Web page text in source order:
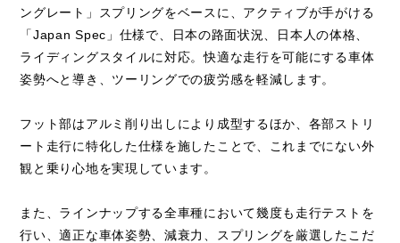
ングレート」スプリングをベースに、アクティブが手がける
「Japan Spec」仕様で、日本の路面状況、日本人の体格、
ライディングスタイルに対応。快適な走行を可能にする車体
姿勢へと導き、ツーリングでの疲労感を軽減します。
フット部はアルミ削り出しにより成型するほか、各部ストリ
ート走行に特化した仕様を施したことで、これまでにない外
観と乗り心地を実現しています。
また、ラインナップする全車種において幾度も走行テストを
行い、適正な車体姿勢、減衰力、スプリングを厳選したこだ